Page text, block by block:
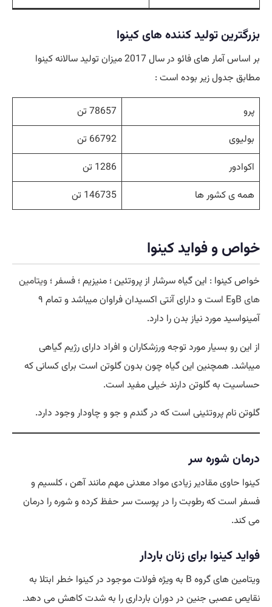
بزرگترین تولید کننده های کینوا
بر اساس آمار های فائو در سال 2017 میزان تولید سالانه کینوا
مطابق جدول زیر بوده است :
پرو
78657 تن
بولیوی
66792 تن
اکوادور
1286 تن
همه ی کشور ها
146735 تن
خواص و فواید کینوا
خواص کینوا : این گیاه سرشار از پروتئین ؛ منیزیم ؛ فسفر ؛ ویتامین
های B
وE است و دارای آنتی اکسیدان فراوان میباشد و تمام ۹
آمینواسید مورد نیاز بدن را دارد.
از این رو بسیار مورد توجه ورزشکاران و افراد دارای رژیم گیاهی
میباشد. همچنین این گیاه چون بدون گلوتن است برای کسانی که
حساسیت به گلوتن دارند خیلی مفید است.
گلوتن نام پروتئینی است که در گندم و جو و چاودار وجود دارد.
درمان شوره سر
کینوا حاوی مقادیر زیادی مواد معدنی مهم مانند آهن ، کلسیم و
فسفر است که رطوبت را در پوست سر حفظ کرده و شوره را درمان
می کند.
فواید کینوا برایزنان باردار
ویتامین های گروه B به ویژه فولات موجود در کینوا خطر ابتلا به
نقایص عصبی جنین در دوران بارداری را به شدت کاهش می دهد.